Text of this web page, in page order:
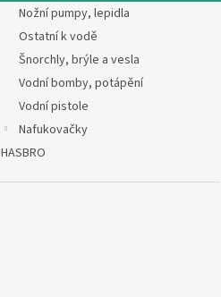
Nožní pumpy, lepidla
Ostatní k vodě
Šnorchly, brýle a vesla
Vodní bomby, potápění
Vodní pistole
Nafukovačky
HASBRO